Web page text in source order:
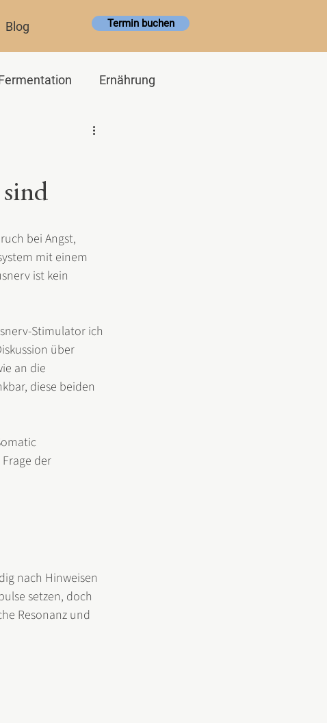
Blog Termin buchen
Ernährung
bei Angst,
mit einem
ist kein
Stimulator ich
über
an die
diese beiden
der
nach Hinweisen
setzen, doch
Resonanz und